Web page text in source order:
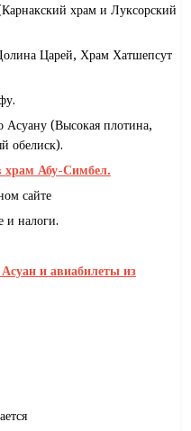
храм и Луксорский
Царей, Храм Хатшепсут
Асуану (Высокая плотина,
обелиск).
храм Абу-Симбел.
сайте
и налоги.
и авиабилеты из